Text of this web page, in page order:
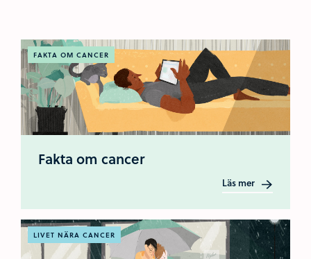
FAKTA OM CANCER
Fakta om cancer
Läs mer
LIVET NÄRA CANCER